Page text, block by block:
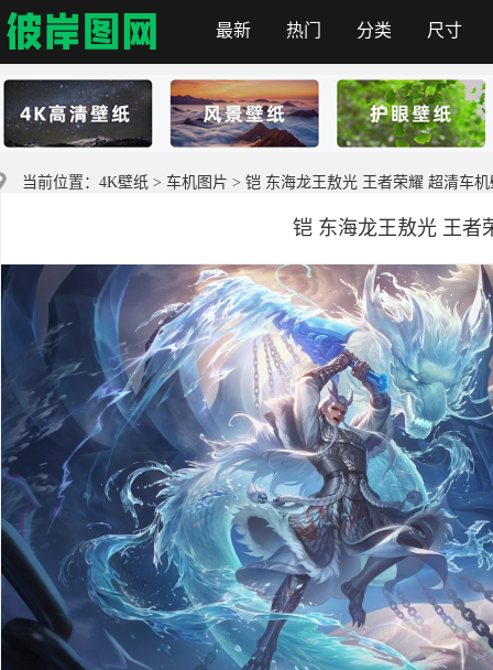
彼岸图网
最新 热门 分类 尺寸
当前位置： 4K壁纸 > 车机图片 > 铠 东海龙王敖光 王者荣耀 超清车机
铠 东海龙王敖光 王者